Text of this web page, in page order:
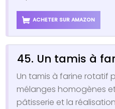
ACHETER SUR AMAZON
45. Un tamis à
Un tamis à farine rotatif
mélanges homogènes
pâtisserie et la